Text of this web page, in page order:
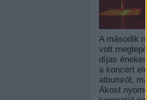
A második
volt meglepő,
díjas énekes
a koncert
albumról,
Ákost